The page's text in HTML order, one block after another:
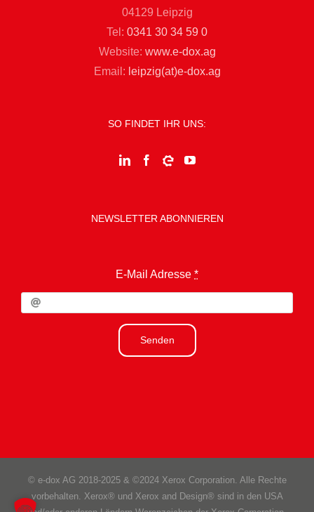
04129 Leipzig
Tel: 0341 30 34 59 0
Website: www.e-dox.ag
Email: leipzig(at)e-dox.ag
SO FINDET IHR UNS:
NEWSLETTER ABONNIEREN
E-Mail Adresse *
Senden
© e-dox AG 2018-2025 & ©2024 Xerox Corporation. Alle Rechte
vorbehalten. Xerox® und Xerox and Design® sind in den USA